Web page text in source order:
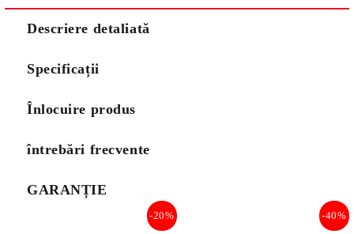
Descriere detaliată
Specificații
Înlocuire produs
întrebări frecvente
GARANȚIE
-20% -40%